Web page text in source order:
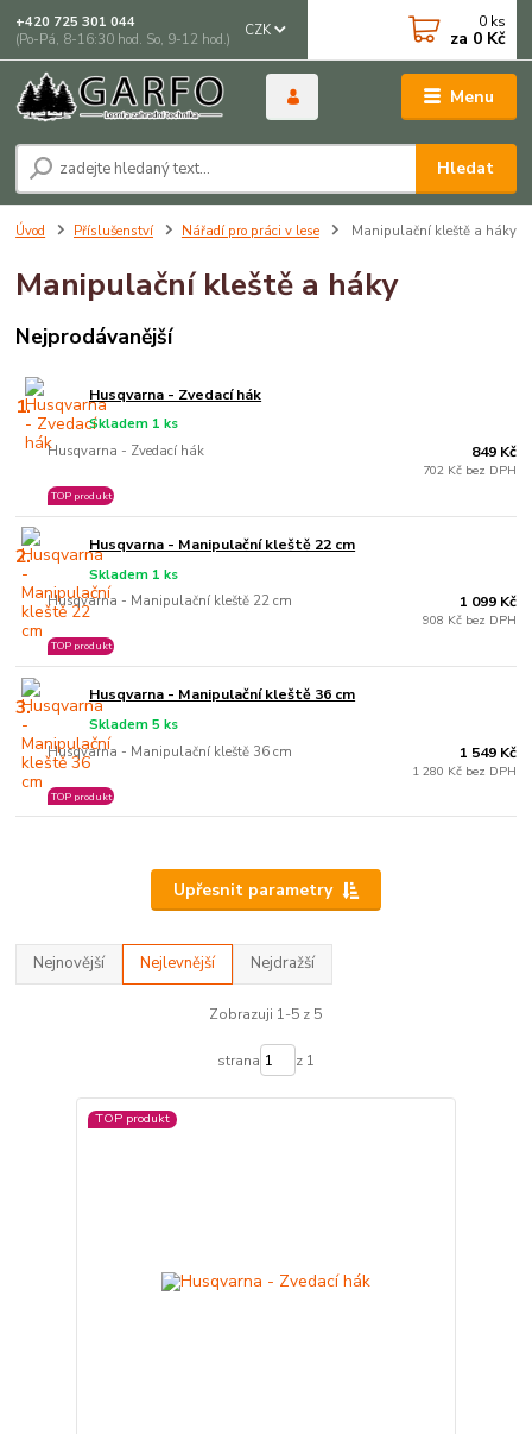
Menu
CZK
Hledat
+420 725 301 044
(Po-Pá, 8-16:30 hod. So, 9-12 hod.)
0 ks
za 0 Kč
Úvod Příslušenství Nářadí pro práci v lese Manipulační kleště a háky
Manipulační kleště a háky
Nejprodávanější
1. Husqvarna - Zvedací hák
Husqvarna - Zvedací hák
Skladem 1 ks
TOP produkt
849 Kč
702 Kč bez DPH
2. Husqvarna - Manipulační kleště 22 cm
Husqvarna - Manipulační kleště 22 cm
Skladem 1 ks
TOP produkt
1 099 Kč
908 Kč bez DPH
3. Husqvarna - Manipulační kleště 36 cm
Husqvarna - Manipulační kleště 36 cm
Skladem 5 ks
TOP produkt
1 549 Kč
1 280 Kč bez DPH
Upřesnit parametry
Nejnovější Nejlevnější Nejdražší
Zobrazuji 1-5 z 5
strana z 1
TOP produkt